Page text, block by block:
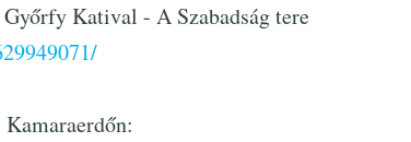
Katival - A Szabadság tere